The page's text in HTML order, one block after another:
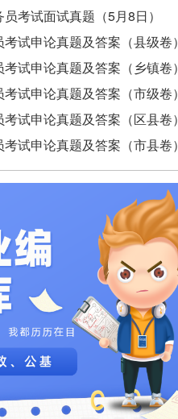
考试面试真题（5月8日）
试申论真题及答案（县级卷）
试申论真题及答案（乡镇卷）
试申论真题及答案（市级卷）
试申论真题及答案（区县卷）
试申论真题及答案（市县卷）